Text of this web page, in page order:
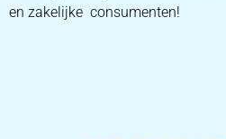
en zakelijke consumenten!